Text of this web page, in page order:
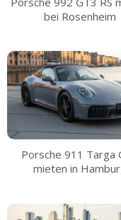
bei Rosenheim
Porsche 911 Targa
mieten in